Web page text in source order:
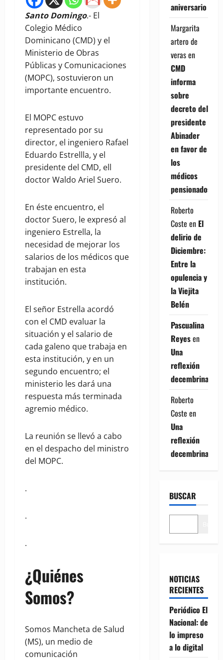
Santo Domingo.- El
Colegio Médico
Dominicano (CMD) y el
Ministerio de Obras
Públicas y Comunicaciones
(MOPC), sostuvieron un
importante encuentro.
El MOPC estuvo
representado por su
director, el ingeniero Rafael
Eduardo Estrellla, y el
presidente del CMD, ell
doctor Waldo Ariel Suero.
En éste encuentro, el
doctor Suero, le expresó al
ingeniero Estrella, la
necesidad de mejorar los
salarios de los médicos que
trabajan en esta
institución.
El señor Estrella acordó
con el CMD evaluar la
situación y el salario de
cada galeno que trabaja en
esta institución, y en un
segundo encuentro; el
ministerio les dará una
respuesta más terminada
agremio médico.
La reunión se llevó a cabo
en el despacho del ministro
del MOPC.
.
.
.
¿Quiénes
Somos?
Somos Mancheta de Salud
(MS), un medio de
comunicación
aniversario
Margarita
artero de
verasen
CMD
informa
sobre
decreto del
presidente
Abinader
en favor de
los
médicos
pensionados
Roberto
Coste en El
delirio de
Diciembre:
Entre la
opulencia y
la Viejita
Belén
Pascualina
Reyesen
Una
reflexión
decembrina
Roberto
Coste en
Una
reflexión
decembrina
BUSCAR
NOTICIAS
RECIENTES
Periódico El
Nacional: de
lo impreso
a lo digital